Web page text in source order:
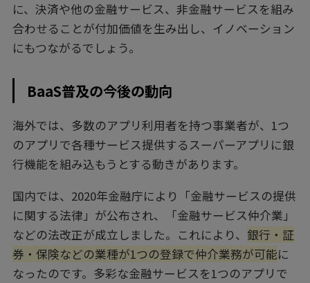
に、決済や他の金融サービス、非金融サービスを組み
合わせることが付加価値を生み出し、イノベーション
にもつながるでしょう。
BaaS普及の今後の動向
海外では、多数のアプリ利用者を持つ事業者が、1つ
のアプリで各種サービス提供するスーパーアプリに銀
行機能を組み込もうとする動きがあります。
国内では、2020年金融庁により「金融サービスの提供
に関する法律」が公布され、「金融サービス仲介業」
などの法改正が成立しました。これにより、 銀行・証
券・保険などの業種が1つの登録で仲介業務が可能に
なったのです。多彩な金融サービスを1つのアプリで